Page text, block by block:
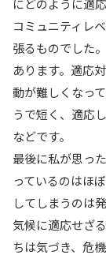
コミュニティレ
張るものでした
あります。適応
動が難しくなっ
うで短く、適応
などです。
最後に私が思っ
っているのはほ
してしまうのは
気候に適応せざ
ちは気づき、危